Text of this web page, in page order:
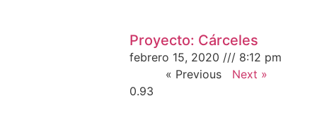
Proyecto: Cárceles
febrero 15, 2020
8:12 pm
« Previous
Next »